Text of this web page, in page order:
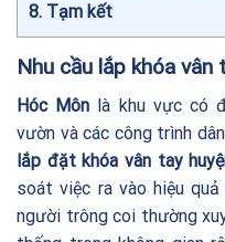
8 Tạm kết
Nhu cầu lắp khóa vân
Hóc Môn là khu vực có
vườn và các công trình
lắp đặt khóa vân tay
soát việc ra vào hiệu
người trông coi thường